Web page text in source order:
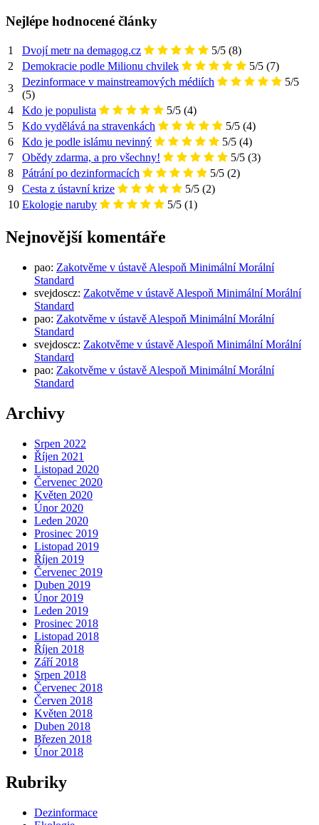
Nejlépe hodnocené články
1 Dvojí metr na demagog.cz 5/5 (8)
2
Demokracie podle Milionu chvilek 5/5 (7)
3
Dezinformace v mainstreamových médiích
5/5
(5)
4
Kdo je populista 5/5 (4)
5
Kdo vydělává na stravenkách 5/5 (4)
6
Kdo je podle islámu nevinný 5/5 (4)
7
Obědy zdarma, a pro všechny! 5/5 (3)
8
Pátrání po dezinformacích 5/5 (2)
9
Cesta z ústavní krize 5/5 (2)
10 Ekologie naruby 5/5 (1)
Nejnovější komentáře
pao: Zakotvěme v ústavě Alespoň Minimální Morální
Standard
svejdoscz: Zakotvěme v ústavě Alespoň Minimální Morální
Standard
pao: Zakotvěme v ústavě Alespoň Minimální Morální
Standard
svejdoscz: Zakotvěme v ústavě Alespoň Minimální Morální
Standard
pao: Zakotvěme v ústavě Alespoň Minimální Morální
Standard
Archivy
Srpen 2022
Říjen 2021
Listopad 2020
Červenec 2020
Květen 2020
Únor 2020
Leden 2020
Prosinec 2019
Listopad 2019
Říjen 2019
Červenec 2019
Duben 2019
Únor 2019
Leden 2019
Prosinec 2018
Listopad 2018
Říjen 2018
Září 2018
Srpen 2018
Červenec 2018
Červen 2018
Květen 2018
Duben 2018
Březen 2018
Únor 2018
Rubriky
Dezinformace